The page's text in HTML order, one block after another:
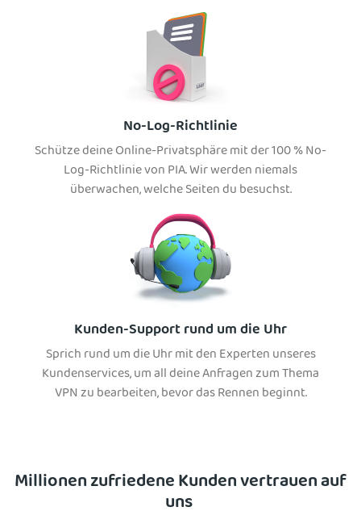
No-Log-Richtlinie
Schütze deine Online-Privatsphäre mit der 100 % No-
Log-Richtlinie von PIA. Wir werden niemals
überwachen, welche Seiten du besuchst.
Kunden-Support rund um die Uhr
Sprich rund um die Uhr mit den Experten unseres
Kundenservices, um all deine Anfragen zum Thema
VPN zu bearbeiten, bevor das Rennen beginnt.
Millionen zufriedene Kunden vertrauen auf
uns